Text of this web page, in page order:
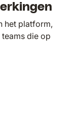
het platform,
die op